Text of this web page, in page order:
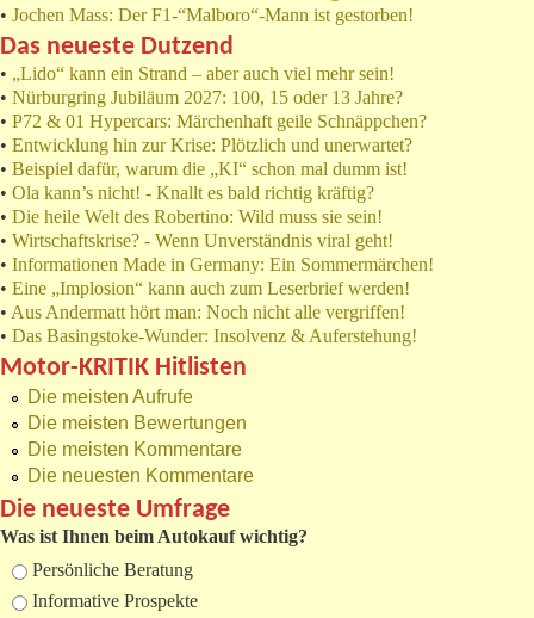
• Jochen Mass: Der F1-“Malboro“-Mann ist gestorben!
Das neueste Dutzend
• „Lido“ kann ein Strand – aber auch viel mehr sein!
• Nürburgring Jubiläum 2027: 100, 15 oder 13 Jahre?
• P72 & 01 Hypercars: Märchenhaft geile Schnäppchen?
• Entwicklung hin zur Krise: Plötzlich und unerwartet?
• Beispiel dafür, warum die „KI“ schon mal dumm ist!
• Ola kann’s nicht! - Knallt es bald richtig kräftig?
• Die heile Welt des Robertino: Wild muss sie sein!
• Wirtschaftskrise? - Wenn Unverständnis viral geht!
• Informationen Made in Germany: Ein Sommermärchen!
• Eine „Implosion“ kann auch zum Leserbrief werden!
• Aus Andermatt hört man: Noch nicht alle vergriffen!
• Das Basingstoke-Wunder: Insolvenz & Auferstehung!
Motor-KRITIK Hitlisten
Die meisten Aufrufe
Die meisten Bewertungen
Die meisten Kommentare
Die neuesten Kommentare
Die neueste Umfrage
Was ist Ihnen beim Autokauf wichtig?
Auswahlmöglichkeiten
Persönliche Beratung
Informative Prospekte